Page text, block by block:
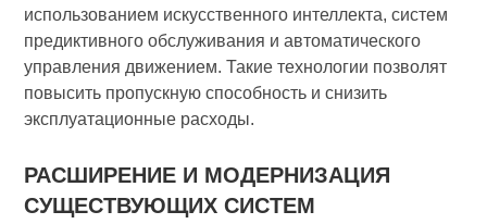
использованием искусственного интеллекта, систем
предиктивного обслуживания и автоматического
управления движением. Такие технологии позволят
повысить пропускную способность и снизить
эксплуатационные расходы.
РАСШИРЕНИЕ И МОДЕРНИЗАЦИЯ
СУЩЕСТВУЮЩИХ СИСТЕМ